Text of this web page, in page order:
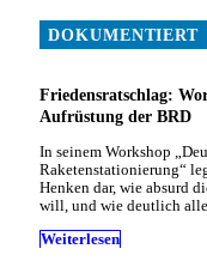
Friedensratschlag:
Aufrüstung der BRD
In seinem Workshop
Raketenstationierung“
Henken dar, wie absurd
will, und wie deutlich
Weiterlesen